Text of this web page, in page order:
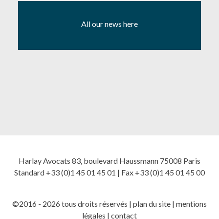
All our news here
Harlay Avocats 83, boulevard Haussmann 75008 Paris
Standard +33 (0)1 45 01 45 01 | Fax +33 (0)1 45 01 45 00
©2016 - 2026 tous droits réservés | plan du site | mentions
légales | contact